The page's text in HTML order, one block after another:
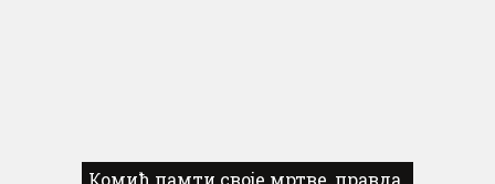
Комић памти своје мртве, правда